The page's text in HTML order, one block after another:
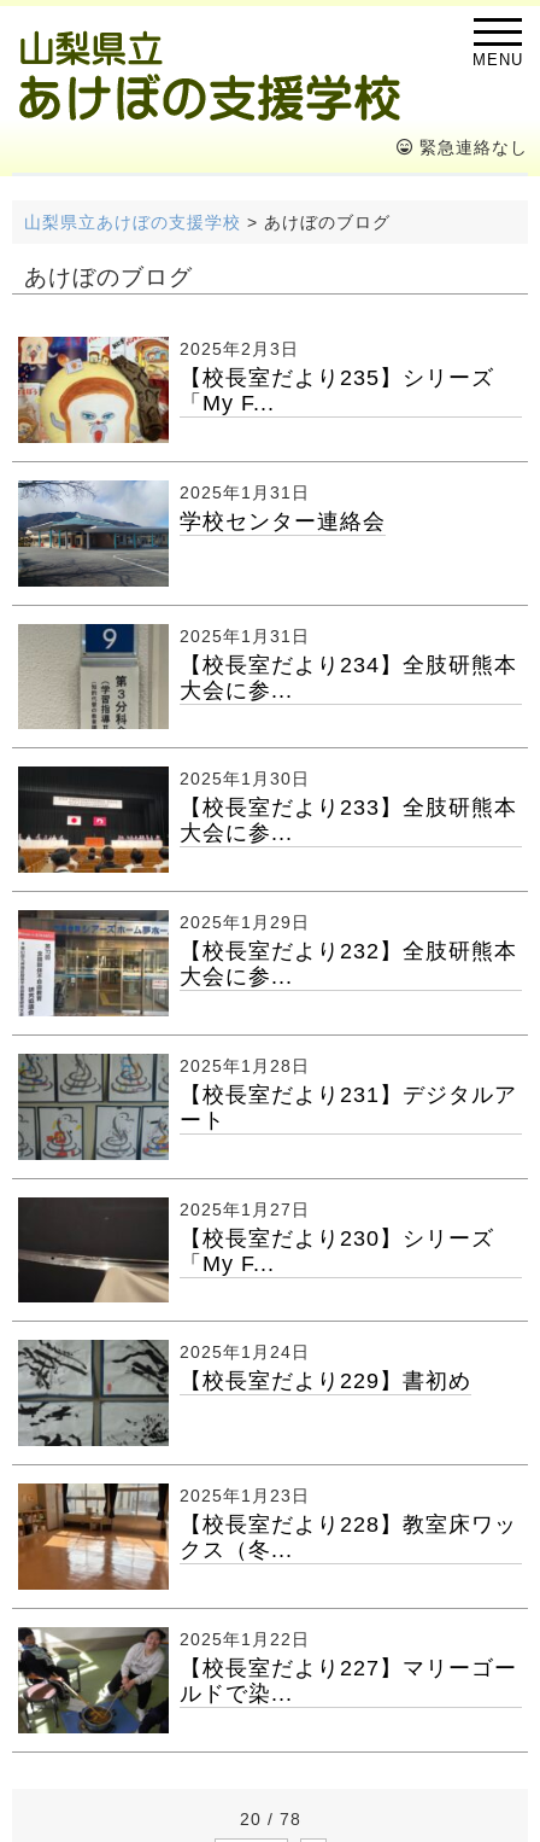
MENU
緊急連絡なし
山梨県立あけぼの支援学校 > あけぼのブログ
あけぼのブログ
2025年2月3日
【校長室だより235】シリーズ
「My F...
2025年1月31日
学校センター連絡会
2025年1月31日
【校長室だより234】全肢研熊本
大会に参...
2025年1月30日
【校長室だより233】全肢研熊本
大会に参...
2025年1月29日
【校長室だより232】全肢研熊本
大会に参...
2025年1月28日
【校長室だより231】デジタルア
ート
2025年1月27日
【校長室だより230】シリーズ
「My F...
2025年1月24日
【校長室だより229】書初め
2025年1月23日
【校長室だより228】教室床ワッ
クス（冬...
2025年1月22日
【校長室だより227】マリーゴー
ルドで染...
20 / 78